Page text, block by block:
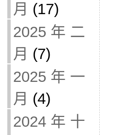
月 (17)
2025 年 二
月 (7)
2025 年 一
月 (4)
2024 年 十